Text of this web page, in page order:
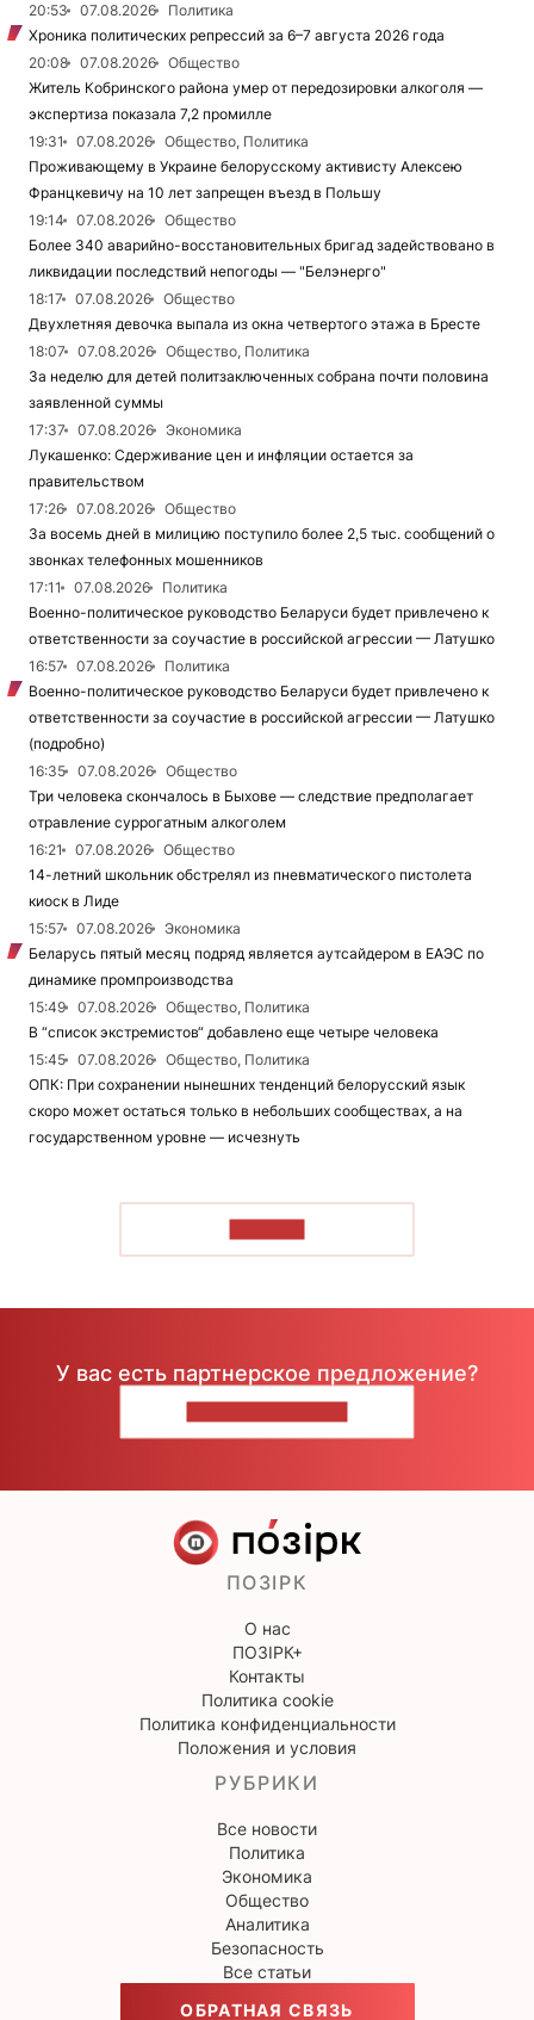
20:53
07.08.2026
Политика
Хроника политических репрессий за 6–7 августа 2026 года
20:08
07.08.2026
Общество
Житель Кобринского района умер от передозировки алкоголя —
экспертиза показала 7,2 промилле
19:31
07.08.2026
Общество, Политика
Проживающему в Украине белорусскому активисту Алексею
Францкевичу на 10 лет запрещен въезд в Польшу
19:14
07.08.2026
Общество
Более 340 аварийно-восстановительных бригад задействовано в
ликвидации последствий непогоды — "Белэнерго"
18:17
07.08.2026
Общество
Двухлетняя девочка выпала из окна четвертого этажа в Бресте
18:07
07.08.2026
Общество, Политика
За неделю для детей политзаключенных собрана почти половина
заявленной суммы
17:37
07.08.2026
Экономика
Лукашенко: Сдерживание цен и инфляции остается за
правительством
17:26
07.08.2026
Общество
За восемь дней в милицию поступило более 2,5 тыс. сообщений о
звонках телефонных мошенников
17:11
07.08.2026
Политика
Военно-политическое руководство Беларуси будет привлечено к
ответственности за соучастие в российской агрессии — Латушко
16:57
07.08.2026
Политика
Военно-политическое руководство Беларуси будет привлечено к
ответственности за соучастие в российской агрессии — Латушко
(подробно)
16:35
07.08.2026
Общество
Три человека скончалось в Быхове — следствие предполагает
отравление суррогатным алкоголем
16:21
07.08.2026
Общество
14-летний школьник обстрелял из пневматического пистолета
киоск в Лиде
15:57
07.08.2026
Экономика
Беларусь пятый месяц подряд является аутсайдером в ЕАЭС по
динамике промпроизводства
15:49
07.08.2026
Общество, Политика
В “список экстремистов“ добавлено еще четыре человека
15:45
07.08.2026
Общество, Политика
ОПК: При сохранении нынешних тенденций белорусский язык
скоро может остаться только в небольших сообществах, а на
государственном уровне — исчезнуть
У вас есть партнерское предложение?
ПОЗІРК
О нас
ПОЗІРК+
Контакты
Политика cookie
Политика конфиденциальности
Положения и условия
РУБРИКИ
Все новости
Политика
Экономика
Общество
Аналитика
Безопасность
Все статьи
ОБРАТНАЯ СВЯЗЬ